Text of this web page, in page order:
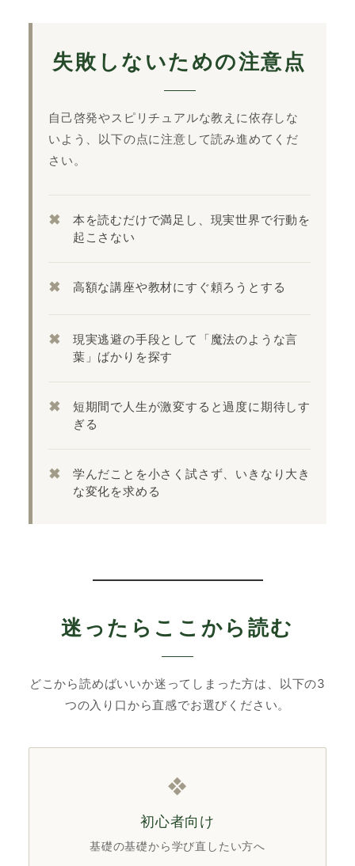
失敗しないための注意点
自己啓発やスピリチュアルな教えに依存しな
いよう、以下の点に注意して読み進めてくだ
さい。
✖︎
本を読むだけで満足し、現実世界で行動を
起こさない
✖︎ 高額な講座や教材にすぐ頼ろうとする
✖︎
現実逃避の手段として「魔法のような言
葉」ばかりを探す
✖︎
短期間で人生が激変すると過度に期待しす
ぎる
✖︎
学んだことを小さく試さず、いきなり大き
な変化を求める
迷ったらここから読む
どこから読めばいいか迷ってしまった方は、以下の3
つの入り口から直感でお選びください。
❖
初心者向け
基礎の基礎から学び直したい方へ